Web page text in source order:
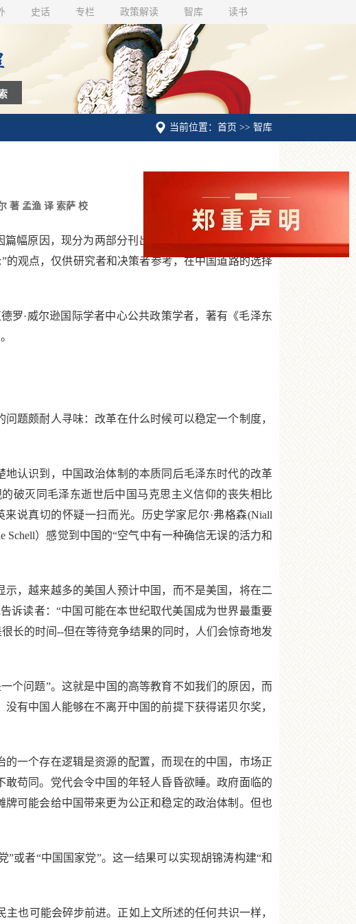
史话 专栏 政策解读 智库 读书
当前位置：首页 >> 智库
著 孟渔 译 索萨 校
篇幅原因，现分为两部分刊出，标题为编者所加。阅读
的观点，仅供研究者和决策者参考，在中国道路的选择
罗·威尔逊国际学者中心公共政策学者，著有《毛泽东
题颇耐人寻味：改革在什么时候可以稳定一个制度，
认识到，中国政治体制的本质同后毛泽东时代的改革
破灭同毛泽东逝世后中国马克思主义信仰的丧失相比
说真切的怀疑一扫而光。历史学家尼尔·弗格森(Niall
Schell）感觉到中国的“空气中有一种确信无误的活力和
，越来越多的美国人预计中国，而不是美国，将在二
诉读者：“中国可能在本世纪取代美国成为世界最重要
长的时间--但在等待竞争结果的同时，人们会惊奇地发
问题”。这就是中国的高等教育不如我们的原因，而
有中国人能够在不离开中国的前提下获得诺贝尔奖，
一个存在逻辑是资源的配置，而现在的中国，市场正
苟同。党代会令中国的年轻人昏昏欲睡。政府面临的
可能会给中国带来更为公正和稳定的政治体制。但也
者“中国国家党”。这一结果可以实现胡锦涛构建“和
也可能会碎步前进。正如上文所述的任何共识一样，